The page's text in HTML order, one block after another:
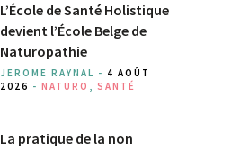
L’École de Santé Holistique
devient l’École Belge de
Naturopathie
JEROME RAYNAL - 4 AOÛT
2026 - NATURO , SANTÉ
La pratique de la non